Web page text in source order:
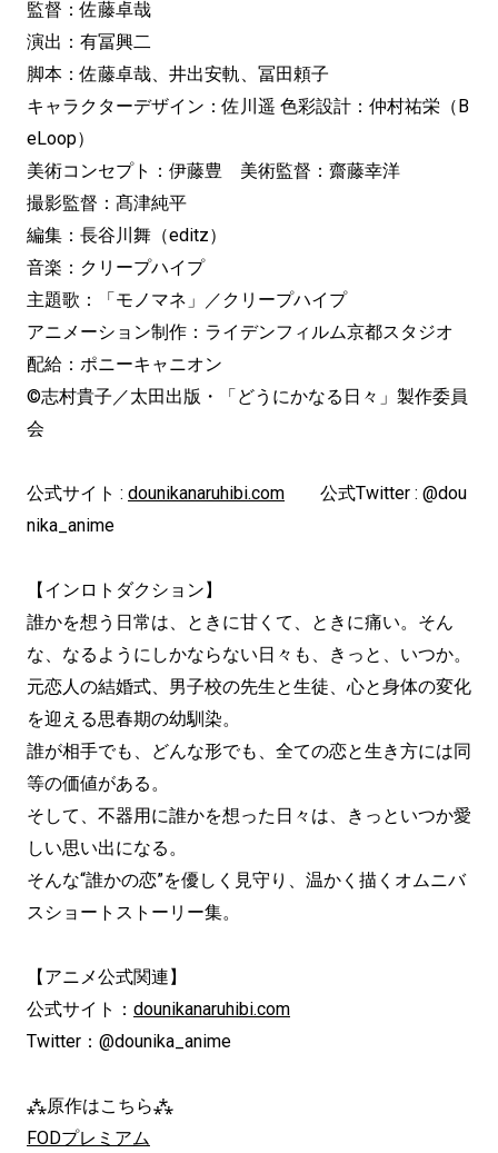
監督：佐藤卓哉
演出：有冨興二
脚本：佐藤卓哉、井出安軌、冨田頼子
キャラクターデザイン：佐川遥 色彩設計：仲村祐栄（B
eLoop）
美術コンセプト：伊藤豊 美術監督：齋藤幸洋
撮影監督：髙津純平
編集：長谷川舞（editz）
音楽：クリープハイプ
主題歌：「モノマネ」／クリープハイプ
アニメーション制作：ライデンフィルム京都スタジオ
配給：ポニーキャニオン
©志村貴子／太田出版・「どうにかなる日々」製作委員
会
公式サイト : dounikanaruhibi.com 公式Twitter : @dou
nika_anime
【インロトダクション】
誰かを想う日常は、ときに甘くて、ときに痛い。そん
な、なるようにしかならない日々も、きっと、いつか。
元恋人の結婚式、男子校の先生と生徒、心と身体の変化
を迎える思春期の幼馴染。
誰が相手でも、どんな形でも、全ての恋と生き方には同
等の価値がある。
そして、不器用に誰かを想った日々は、きっといつか愛
しい思い出になる。
そんな“誰かの恋”を優しく見守り、温かく描くオムニバ
スショートストーリー集。
【アニメ公式関連】
公式サイト： dounikanaruhibi.com
Twitter：@dounika_anime
⁂原作はこちら⁂
FODプレミアム